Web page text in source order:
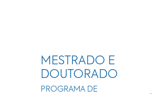
MESTRADO E
DOUTORADO
PROGRAMA DE